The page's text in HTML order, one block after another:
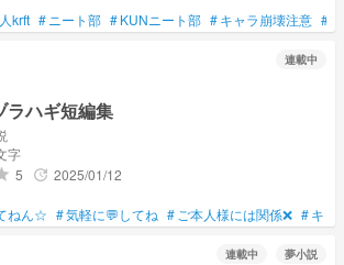
krft #ニート部 #KUNニート部 #キャラ崩壊注意 #
連載中
ラハギ短編集
字
5 update 2025/01/12
ねん☆ #気軽に💬してね # ご本人様には関係❌ #キャ
連載中 夢小説